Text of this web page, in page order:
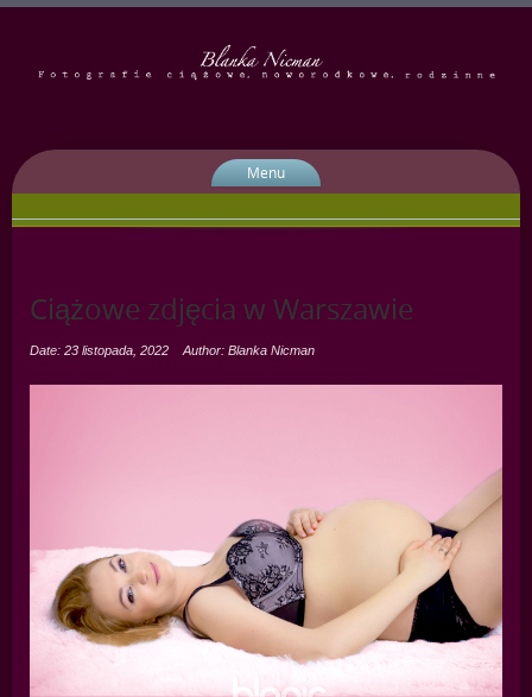
Menu
Ciążowe zdjęcia w Warszawie
Date: 23 listopada, 2022 Author: Blanka Nicman